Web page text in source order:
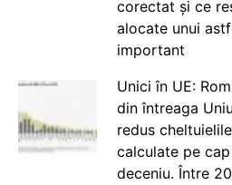
corectat și ce
alocate unui
important
Unici în UE:
din întreaga
redus
calculate pe
deceniu. Între